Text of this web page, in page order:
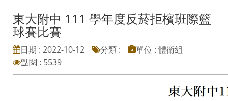
東大附中 111 學年度反菸拒檳班際籃
球賽比賽
日期 : 2022-10-12 分類 :
單位 : 體衛組
點閱 : 5539